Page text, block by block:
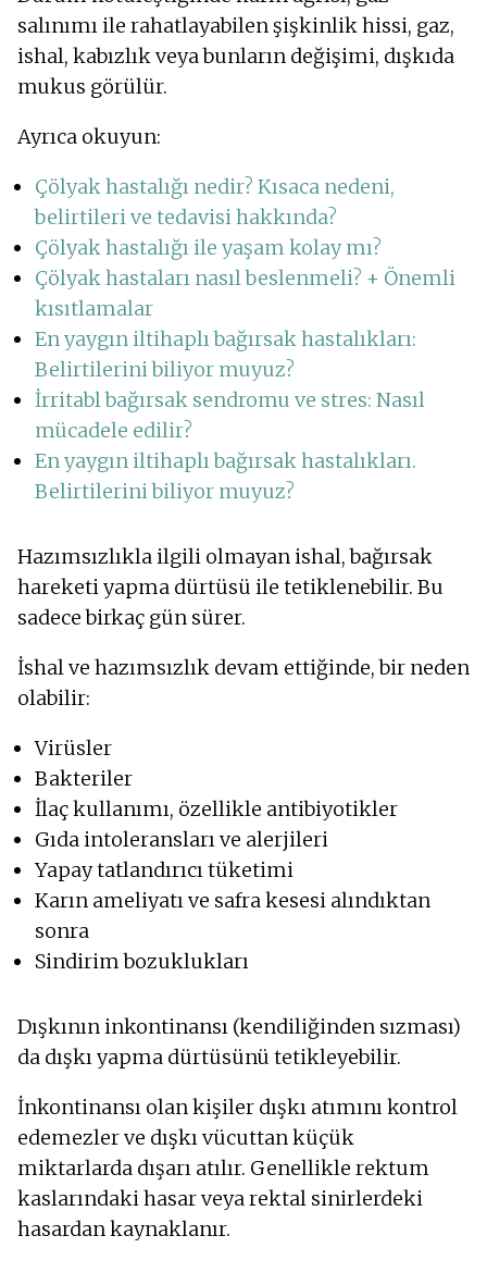
salınımı ile rahatlayabilen şişkinlik hissi, gaz,
ishal, kabızlık veya bunların değişimi, dışkıda
mukus görülür.
Ayrıca okuyun:
Çölyak hastalığı nedir? Kısaca nedeni,
belirtileri ve tedavisi hakkında?
Çölyak hastalığı ile yaşam kolay mı?
Çölyak hastaları nasıl beslenmeli? + Önemli
kısıtlamalar
En yaygın iltihaplı bağırsak hastalıkları:
Belirtilerini biliyor muyuz?
İrritabl bağırsak sendromu ve stres: Nasıl
mücadele edilir?
En yaygın iltihaplı bağırsak hastalıkları.
Belirtilerini biliyor muyuz?
Hazımsızlıkla ilgili olmayan ishal, bağırsak
hareketi yapma dürtüsü ile tetiklenebilir. Bu
sadece birkaç gün sürer.
İshal ve hazımsızlık devam ettiğinde, bir neden
olabilir:
Virüsler
Bakteriler
İlaç kullanımı, özellikle antibiyotikler
Gıda intoleransları ve alerjileri
Yapay tatlandırıcı tüketimi
Karın ameliyatı ve safra kesesi alındıktan
sonra
Sindirim bozuklukları
Dışkının inkontinansı (kendiliğinden sızması)
da dışkı yapma dürtüsünü tetikleyebilir.
İnkontinansı olan kişiler dışkı atımını kontrol
edemezler ve dışkı vücuttan küçük
miktarlarda dışarı atılır. Genellikle rektum
kaslarındaki hasar veya rektal sinirlerdeki
hasardan kaynaklanır.